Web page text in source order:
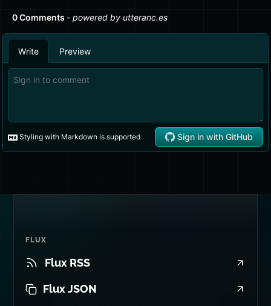
FLUX
Flux RSS
Flux JSON